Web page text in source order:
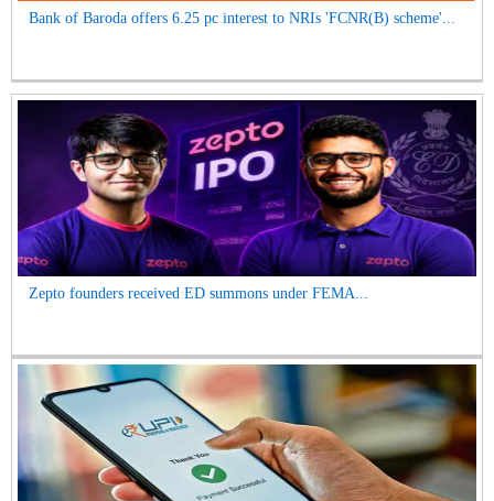
Bank of Baroda offers 6.25 pc interest to NRIs 'FCNR(B) scheme'...
Zepto founders received ED summons under FEMA...